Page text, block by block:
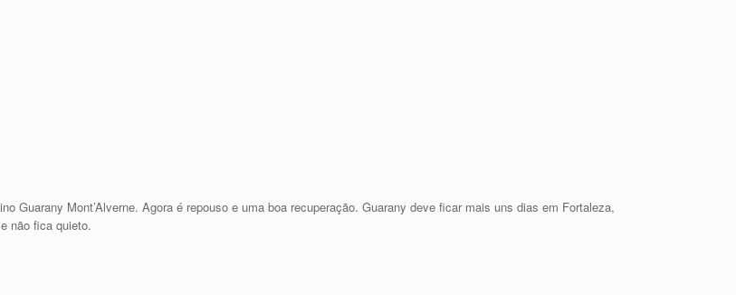
Guarany Mont’Alverne. Agora é repouso e uma boa recuperação. Guarany deve ficar mais uns dias em Fortaleza,
não fica quieto.